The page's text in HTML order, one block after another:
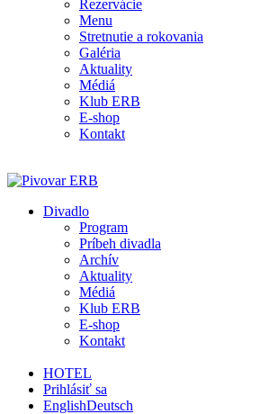
Rezervácie
Menu
Stretnutie a rokovania
Galéria
Aktuality
Médiá
Klub ERB
E-shop
Kontakt
Divadlo
Program
Príbeh divadla
Archív
Aktuality
Médiá
Klub ERB
E-shop
Kontakt
HOTEL
Prihlásiť sa
EnglishDeutsch